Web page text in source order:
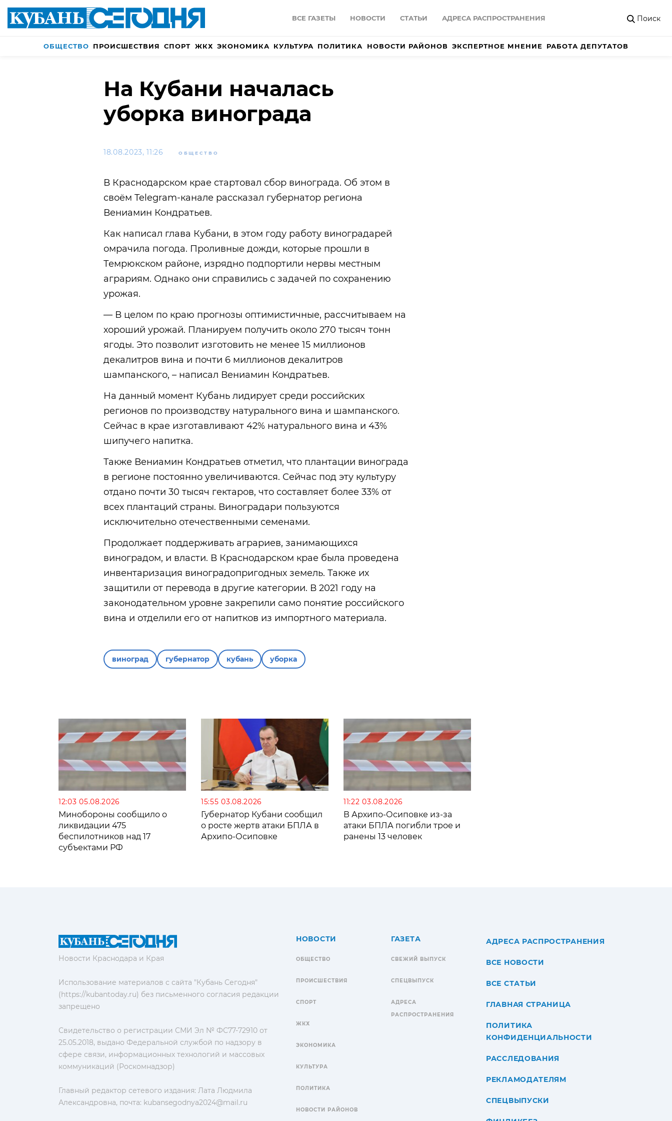
ВСЕ ГАЗЕТЫ НОВОСТИ СТАТЬИ АДРЕСА РАСПРОСТРАНЕНИЯ Поиск
ОБЩЕСТВО ПРОИСШЕСТВИЯ СПОРТ ЖКХ ЭКОНОМИКА КУЛЬТУРА ПОЛИТИКА НОВОСТИ РАЙОНОВ ЭКСПЕРТНОЕ МНЕНИЕ РАБОТА ДЕПУТАТОВ
На Кубани началась
уборка винограда
18.08.2023, 11:26 ОБЩЕСТВО
В Краснодарском крае стартовал сбор винограда. Об этом в
своём Telegram-канале рассказал губернатор региона
Вениамин Кондратьев.
Как написал глава Кубани, в этом году работу виноградарей
омрачила погода. Проливные дожди, которые прошли в
Темрюкском районе, изрядно подпортили нервы местным
аграриям. Однако они справились с задачей по сохранению
урожая.
— В целом по краю прогнозы оптимистичные, рассчитываем на
хороший урожай. Планируем получить около 270 тысяч тонн
ягоды. Это позволит изготовить не менее 15 миллионов
декалитров вина и почти 6 миллионов декалитров
шампанского, – написал Вениамин Кондратьев.
На данный момент Кубань лидирует среди российских
регионов по производству натурального вина и шампанского.
Сейчас в крае изготавливают 42% натурального вина и 43%
шипучего напитка.
Также Вениамин Кондратьев отметил, что плантации винограда
в регионе постоянно увеличиваются. Сейчас под эту культуру
отдано почти 30 тысяч гектаров, что составляет более 33% от
всех плантаций страны. Виноградари пользуются
исключительно отечественными семенами.
Продолжает поддерживать аграриев, занимающихся
виноградом, и власти. В Краснодарском крае была проведена
инвентаризация виноградопригодных земель. Также их
защитили от перевода в другие категории. В 2021 году на
законодательном уровне закрепили само понятие российского
вина и отделили его от напитков из импортного материала.
виноград губернатор кубань уборка
12:03 05.08.2026
Минобороны сообщило о
ликвидации 475
беспилотников над 17
субъектами РФ
15:55 03.08.2026
Губернатор Кубани сообщил
о росте жертв атаки БПЛА в
Архипо-Осиповке
11:22 03.08.2026
В Архипо-Осиповке из-за
атаки БПЛА погибли трое и
ранены 13 человек
Новости Краснодара и Края
Использование материалов с сайта "Кубань Сегодня"
(https://kubantoday.ru) без письменного согласия редакции
запрещено
Свидетельство о регистрации СМИ Эл № ФС77-72910 от
25.05.2018, выдано Федеральной службой по надзору в
сфере связи, информационных технологий и массовых
коммуникаций (Роскомнадзор)
Главный редактор сетевого издания: Лата Людмила
Александровна, почта: kubansegodnya2024@mail.ru
НОВОСТИ
ОБЩЕСТВО
ПРОИСШЕСТВИЯ
СПОРТ
ЖКХ
ЭКОНОМИКА
КУЛЬТУРА
ПОЛИТИКА
НОВОСТИ РАЙОНОВ
ГАЗЕТА
СВЕЖИЙ ВЫПУСК
СПЕЦВЫПУСК
АДРЕСА
РАСПРОСТРАНЕНИЯ
АДРЕСА РАСПРОСТРАНЕНИЯ
ВСЕ НОВОСТИ
ВСЕ СТАТЬИ
ГЛАВНАЯ СТРАНИЦА
ПОЛИТИКА
КОНФИДЕНЦИАЛЬНОСТИ
РАССЛЕДОВАНИЯ
РЕКЛАМОДАТЕЛЯМ
СПЕЦВЫПУСКИ